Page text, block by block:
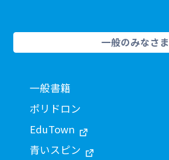
一般のみなさま
一般書籍
ポリドロン
EduTown
青いスピン